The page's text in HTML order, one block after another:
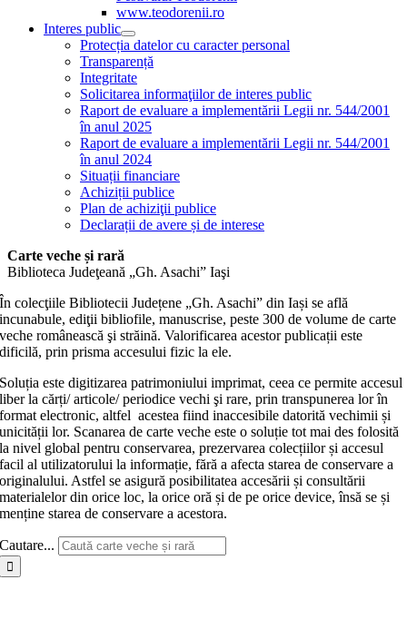
www.teodorenii.ro
Interes public
Protecția datelor cu caracter personal
Transparență
Integritate
Solicitarea informaţiilor de interes public
Raport de evaluare a implementării Legii nr. 544/2001
în anul 2025
Raport de evaluare a implementării Legii nr. 544/2001
în anul 2024
Situații financiare
Achiziții publice
Plan de achiziţii publice
Declarații de avere și de interese
Carte veche și rară
Biblioteca Judeţeană „Gh. Asachi” Iaşi
În colecţiile Bibliotecii Județene „Gh. Asachi” din Iași se află
incunabule, ediţii bibliofile, manuscrise, peste 300 de volume de carte
veche românească şi străină. Valorificarea acestor publicații este
dificilă, prin prisma accesului fizic la ele.
Soluția este digitizarea patrimoniului imprimat, ceea ce permite accesul
liber la cărți/ articole/ periodice vechi şi rare, prin transpunerea lor în
format electronic, altfel acestea fiind inaccesibile datorită vechimii și
unicității lor. Scanarea de carte veche este o soluție tot mai des folosită
la nivel global pentru conservarea, prezervarea colecțiilor și accesul
facil al utilizatorului la informație, fără a afecta starea de conservare a
originalului. Astfel se asigură posibilitatea accesării și consultării
materialelor din orice loc, la orice oră și de pe orice device, însă se și
menține starea de conservare a acestora.
Cautare...